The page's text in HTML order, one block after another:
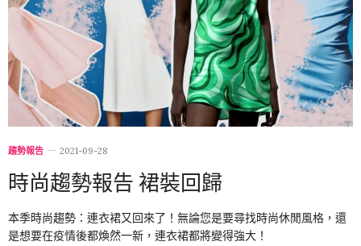
趨勢報告 2021-09-28
時尚趨勢報告 裙裝回歸
本季時尚趨勢：連衣裙又回來了！無論您是要尋找時尚休閒風格，還
是想要在疫情後都煥然一新，連衣裙都將變得強大！